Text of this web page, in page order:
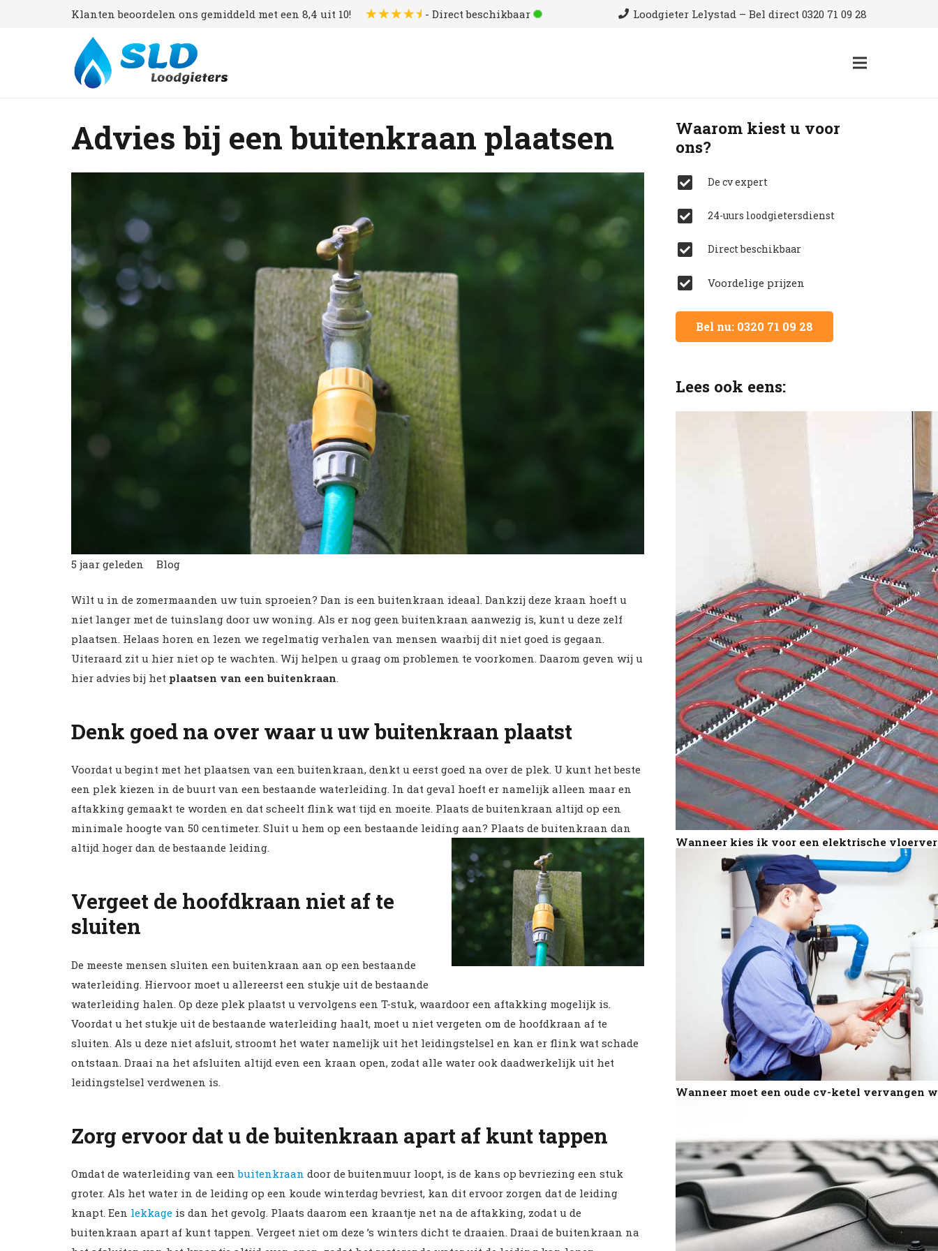
Klanten beoordelen ons gemiddeld met een 8,4 uit 10! - Direct beschikbaar Loodgieter Lelystad – Bel direct 0320 71 09 28
Advies bij een buitenkraan plaatsen
5 jaar geleden Blog
Wilt u in de zomermaanden uw tuin sproeien? Dan is een buitenkraan ideaal. Dankzij deze kraan hoeft u
niet langer met de tuinslang door uw woning. Als er nog geen buitenkraan aanwezig is, kunt u deze zelf
plaatsen. Helaas horen en lezen we regelmatig verhalen van mensen waarbij dit niet goed is gegaan.
Uiteraard zit u hier niet op te wachten. Wij helpen u graag om problemen te voorkomen. Daarom geven wij u
hier advies bij het plaatsen van een buitenkraan
Denk goed na over waar u uw buitenkraan plaatst
Voordat u begint met het plaatsen van een buitenkraan, denkt u eerst goed na over de plek. U kunt het beste
een plek kiezen in de buurt van een bestaande waterleiding. In dat geval hoeft er namelijk alleen maar en
aftakking gemaakt te worden en dat scheelt flink wat tijd en moeite. Plaats de buitenkraan altijd op een
minimale hoogte van 50 centimeter. Sluit u hem op een bestaande leiding aan? Plaats de buitenkraan dan
altijd hoger dan de bestaande leiding.
Vergeet de hoofdkraan niet af te
sluiten
De meeste mensen sluiten een buitenkraan aan op een bestaande
waterleiding. Hiervoor moet u allereerst een stukje uit de bestaande
waterleiding halen. Op deze plek plaatst u vervolgens een T-stuk, waardoor een aftakking mogelijk is.
Voordat u het stukje uit de bestaande waterleiding haalt, moet u niet vergeten om de hoofdkraan af te
sluiten. Als u deze niet afsluit, stroomt het water namelijk uit het leidingstelsel en kan er flink wat schade
ontstaan. Draai na het afsluiten altijd even een kraan open, zodat alle water ook daadwerkelijk uit het
leidingstelsel verdwenen is.
Zorg ervoor dat u de buitenkraan apart af kunt tappen
Omdat de waterleiding van eenbuitenkraan door de buitenmuur loopt, is de kans op bevriezing een stuk
groter. Als het water in de leiding op een koude winterdag bevriest, kan dit ervoor zorgen dat de leiding
knapt. Een lekkage is dan het gevolg. Plaats daarom een kraantje net na de aftakking, zodat u de
buitenkraan apart af kunt tappen. Vergeet niet om deze ’s winters dicht te draaien. Draai de buitenkraan na
Waarom kiest u voor
ons?
De cv expert
24-uurs loodgietersdienst
Direct beschikbaar
Voordelige prijzen
Bel nu: 0320 71 09 28
Lees ook eens:
Wanneer kies ik voor een elektrische
Wanneer moet een oude cv-ketel vervangen